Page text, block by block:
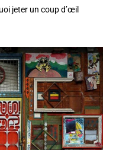
jeter un coup d’œil